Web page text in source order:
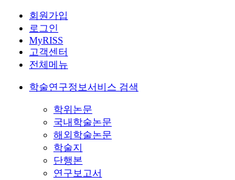
회원가입
로그인
MyRISS
고객센터
전체메뉴
학술연구정보서비스 검색
학위논문
국내학술논문
해외학술논문
학술지
단행본
연구보고서